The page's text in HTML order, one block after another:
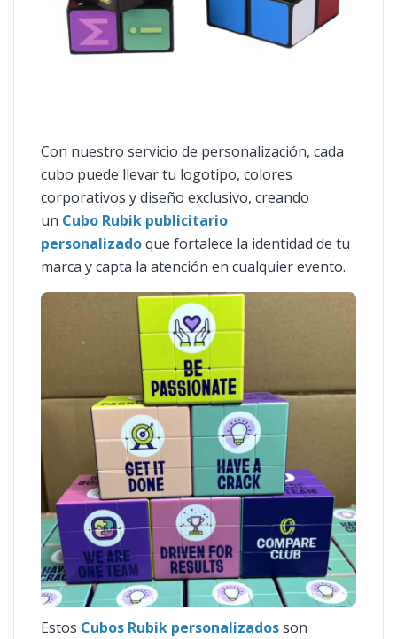
Con nuestro servicio de personalización, cada
cubo puede llevar tu logotipo, colores
corporativos y diseño exclusivo, creando
un Cubo Rubik publicitario
personalizadoque fortalece la identidad de tu
marca y capta la atención en cualquier evento.
Estos Cubos Rubik personalizadosson